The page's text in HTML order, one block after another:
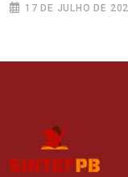
17 DE JULHO DE